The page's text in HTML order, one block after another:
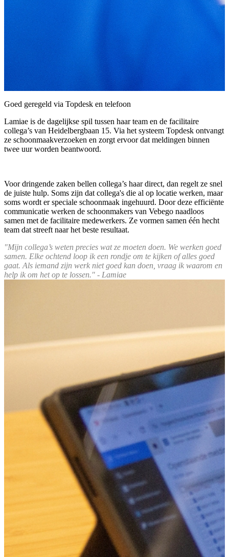
Goed geregeld via Topdesk en telefoon
Lamiae is de dagelijkse spil tussen haar team en de facilitaire
collega’s van Heidelbergbaan 15. Via het systeem Topdesk ontvangt
ze schoonmaakverzoeken en zorgt ervoor dat meldingen binnen
twee uur worden beantwoord.
Voor dringende zaken bellen collega’s haar direct, dan regelt ze snel
de juiste hulp. Soms zijn dat collega's die al op locatie werken, maar
soms wordt er speciale schoonmaak ingehuurd. Door deze efficiënte
communicatie werken de schoonmakers van Vebego naadloos
samen met de facilitaire medewerkers. Ze vormen samen één hecht
team dat streeft naar het beste resultaat.
"Mijn collega’s weten precies wat ze moeten doen. We werken goed
samen. Elke ochtend loop ik een rondje om te kijken of alles goed
gaat. Als iemand zijn werk niet goed kan doen, vraag ik waarom en
help ik om het op te lossen." - Lamiae